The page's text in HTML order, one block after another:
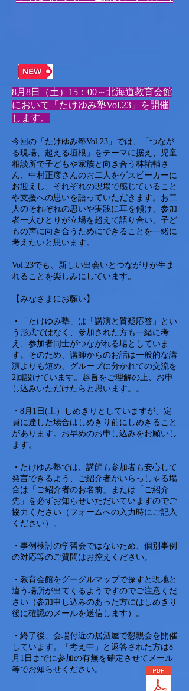
8月8日（土）15：00～北海道教育会館
において「たけゆみ塾Vol.23」を開催
します。
今回の「たけゆみ塾Vol.23」では、「つなが
る現場、超える垣根」をテーマに据え、児童
相談所で子どもや家族と向き合う林祐輔さ
ん、中村正彦さんのお二人をゲスピーカーに
お迎えし、それぞれの現場で感じていること
や支援への思いを語っていただきます。お二
人のそれぞれの思いや実践に耳を傾け、参加
者一人ひとりが立場を超えて語り合い、子ど
もの声に向き合うためにできることを一緒に
考えたいと思います。
Vol.23でも、新しい出会いとつながりが生ま
れることを楽しみにしています。
【みなさまにお願い】
・「たけゆみ塾」は「講演と質疑応答」とい
う形式ではなく、参加された方も一緒に考
え、参加者同士がつながれる場としていま
す。そのため、講師からのお話は一般的な講
演よりも短め、グループに分かれての交流を
2回設けています。趣旨をご理解の上、お申
し込みいただけたらと思います。。
・8月1日(土）しめきりとしていますが、定
員に達した場合はしめきり前にしめきること
があります。お早めのお申し込みをお願いし
ます。
・たけゆみ塾では、講師も参加者も安心して
発言できるよう、ご紹介者がいらっしゃる場
合は「ご紹介者のお名前」または「ご紹介
先」を必ずお知らせいただいていますのでご
協力ください（フォームへの入力時にご記入
ください）。
・事例検討の学習会ではないため、個別事例
の対応等のご質問はお控えください。
・教育会館をグーグルマップで探すと現地と
違う場所が出てくるようですのでご注意くだ
さい（参加申し込みのあった方にはしめきり
後に確認のメールを送信します）。
・終了後、会場付近の居酒屋で懇親会を開催
しています。「考え中」と返答された方は8
月1日までに参加の有無を確定させてメール
等でお知らせください。